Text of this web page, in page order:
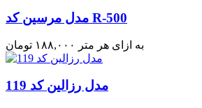
مدل مرسین کد R-500
۱۸۸,۰۰۰ تومان به ازای هر متر
مدل رزالین کد 119